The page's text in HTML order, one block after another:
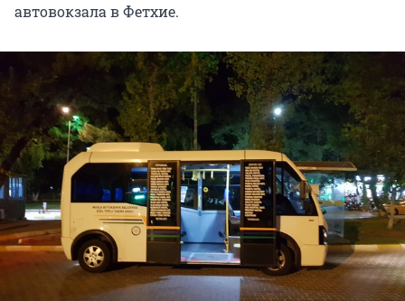
автовокзала в Фетхие.